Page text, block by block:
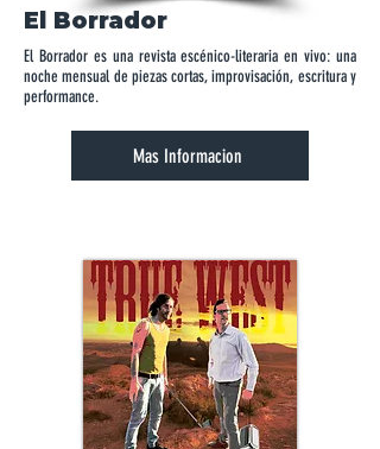
El Borrador
El Borrador es una revista escénico-literaria en vivo: una
noche mensual de piezas cortas, improvisación, escritura y
performance.
Mas Informacion